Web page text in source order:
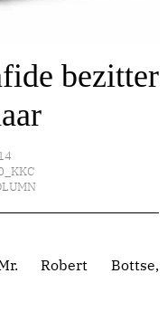
bezitter
Robert Bottse,